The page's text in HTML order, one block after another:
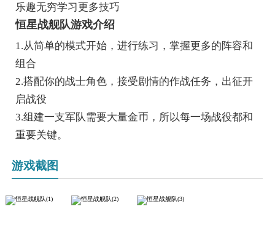
乐趣无穷学习更多技巧
恒星战舰队游戏介绍
1.从简单的模式开始，进行练习，掌握更多的阵容和
组合
2.搭配你的战士角色，接受剧情的作战任务，出征开
启战役
3.组建一支军队需要大量金币，所以每一场战役都和
重要关键。
游戏截图